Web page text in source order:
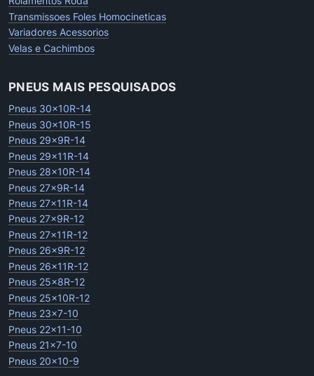
Transmissoes Foles Homocineticas
Variadores Acessorios
Velas e Cachimbos
PNEUS MAIS PESQUISADOS
Pneus 30x10R-14
Pneus 30x10R-15
Pneus 29x9R-14
Pneus 29x11R-14
Pneus 28x10R-14
Pneus 27x9R-14
Pneus 27x11R-14
Pneus 27x9R-12
Pneus 27x11R-12
Pneus 26x9R-12
Pneus 26x11R-12
Pneus 25x8R-12
Pneus 25x10R-12
Pneus 23x7-10
Pneus 22x11-10
Pneus 21x7-10
Pneus 20x10-9